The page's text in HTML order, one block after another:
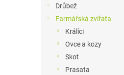
Drůbež
Farmářská zvířata
Králíci
Ovce a kozy
Skot
Prasata